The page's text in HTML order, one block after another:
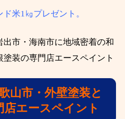
米1㎏プレゼント。
市・海南市に地域密着の和
装の専門店エースペイント
山市・外壁塗装と
店エースペイント